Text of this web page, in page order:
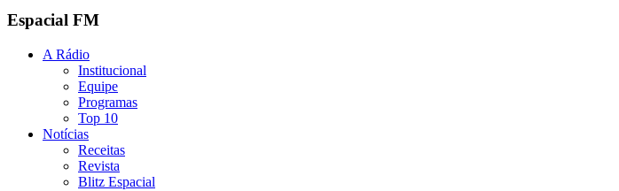
Espacial FM
A Rádio
Institucional
Equipe
Programas
Top 10
Notícias
Receitas
Revista
Blitz Espacial